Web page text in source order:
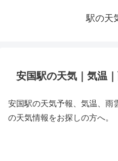
駅の天
安国駅の天気｜気温
安国駅の天気予報、気温、雨
の天気情報をお探しの方へ。